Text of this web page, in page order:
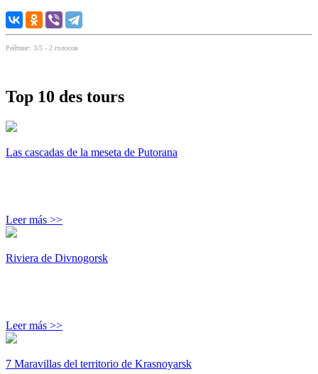
Рейтинг: 3/5 - 2 голосов
Top 10 des tours
Las cascadas de la meseta de Putorana
Leer más >>
Riviera de Divnogorsk
Leer más >>
7 Maravillas del territorio de Krasnoyarsk